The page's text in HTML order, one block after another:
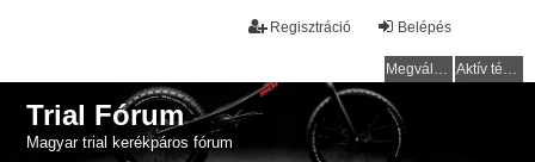
Belépés
Regisztráció
Megválaszolatlan témák Aktív témák
Trial Fórum
Magyar trial kerékpáros fórum